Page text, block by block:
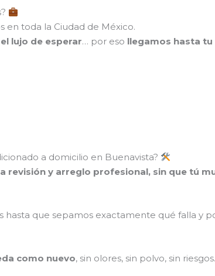
en toda la Ciudad de México.
lujo de esperar… por eso llegamos hasta
a domicilio en Buenavista?
revisión y arreglo profesional, sin que tú
que sepamos exactamente qué falla y
como nuevo, sin olores, sin polvo, sin riesgos.